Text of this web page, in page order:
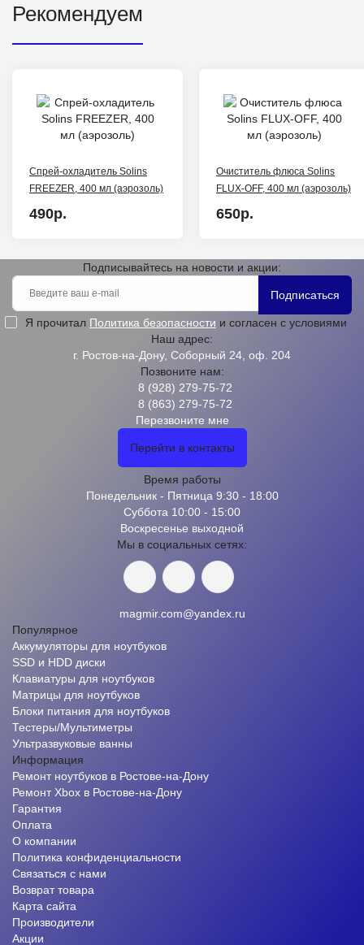
Рекомендуем
Спрей-охладитель Solins
FREEZER, 400 мл (аэрозоль)
490р.
Очиститель флюса Solins
FLUX-OFF, 400 мл (аэрозоль)
650р.
Подписывайтесь на новости и акции:
Подписаться
Я прочитал Политика безопасности и согласен с условиями
Наш адрес:
г. Ростов-на-Дону, Соборный 24, оф. 204
Позвоните нам:
8 (928) 279-75-72
8 (863) 279-75-72
Перезвоните мне
Перейти в контакты
Время работы
Понедельник - Пятница 9:30 - 18:00
Суббота 10:00 - 15:00
Воскресенье выходной
Мы в социальных сетях:
magmir.com@yandex.ru
Популярное
Аккумуляторы для ноутбуков
SSD и HDD диски
Клавиатуры для ноутбуков
Матрицы для ноутбуков
Блоки питания для ноутбуков
Тестеры/Мультиметры
Ультразвуковые ванны
Информация
Ремонт ноутбуков в Ростове-на-Дону
Ремонт Xbox в Ростове-на-Дону
Гарантия
Оплата
О компании
Политика конфиденциальности
Связаться с нами
Возврат товара
Карта сайта
Производители
Акции